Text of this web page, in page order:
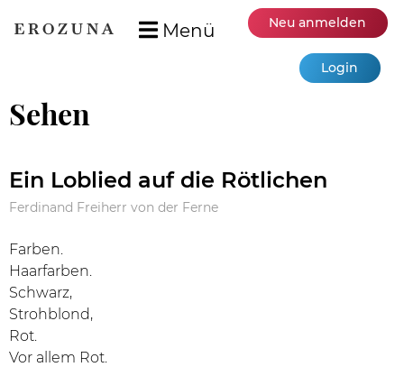
Menü Neu anmelden
Login
Sehen
Ein Loblied auf die Rötlichen
Ferdinand Freiherr von der Ferne
Farben.
Haarfarben.
Schwarz,
Strohblond,
Rot.
Vor allem Rot.